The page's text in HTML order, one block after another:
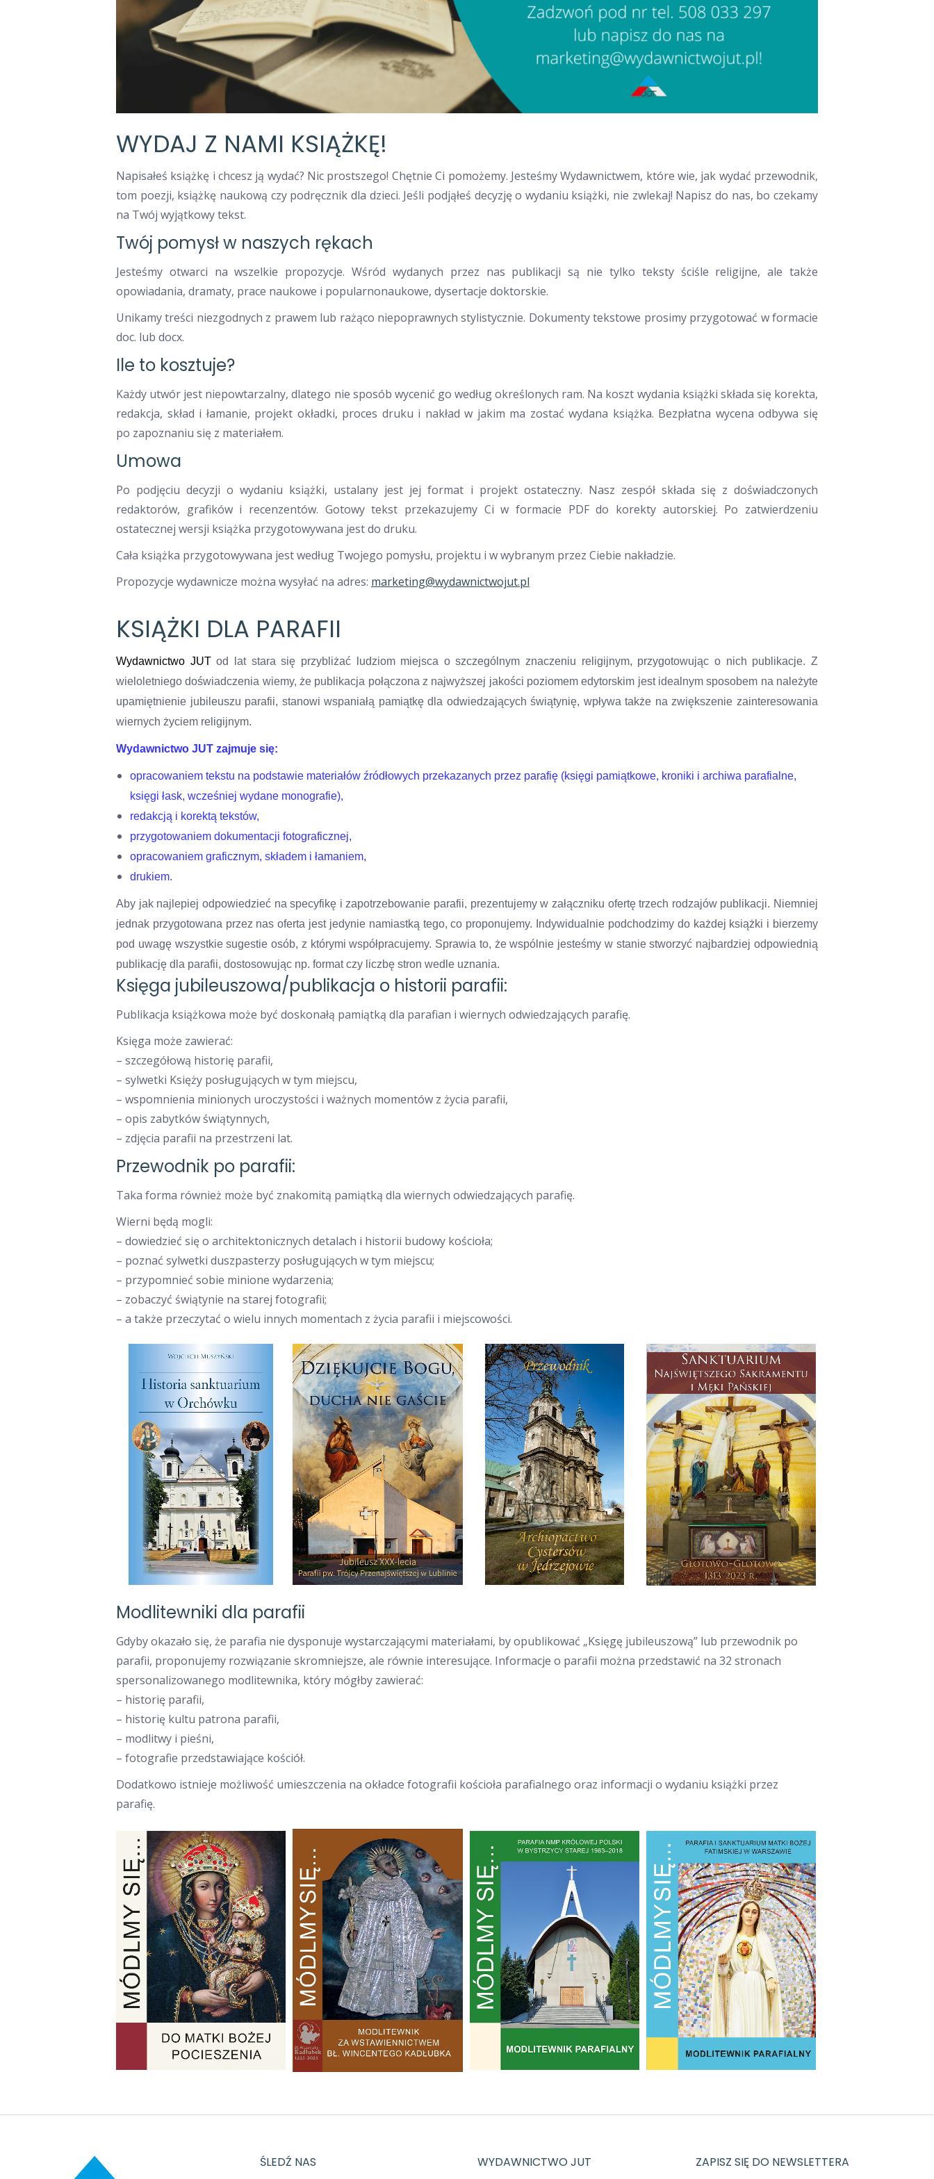
WYDAJ Z NAMI KSIĄŻKĘ!
Napisałeś książkę i chcesz ją wydać? Nic prostszego! Chętnie Ci pomożemy. Jesteśmy Wydawnictwem, które wie, jak wydać przewodnik,
tom poezji, książkę naukową czy podręcznik dla dzieci. Jeśli podjąłeś decyzję o wydaniu książki, nie zwlekaj! Napisz do nas, bo czekamy
na Twój wyjątkowy tekst.
Twój pomysł w naszych rękach
Jesteśmy otwarci na wszelkie propozycje. Wśród wydanych przez nas publikacji są nie tylko teksty ściśle religijne, ale także
opowiadania, dramaty, prace naukowe i popularnonaukowe, dysertacje doktorskie.
Unikamy treści niezgodnych z prawem lub rażąco niepoprawnych stylistycznie. Dokumenty tekstowe prosimy przygotować w formacie
doc. lub docx.
Ile to kosztuje?
Każdy utwór jest niepowtarzalny, dlatego nie sposób wycenić go według określonych ram. Na koszt wydania książki składa się korekta,
redakcja, skład i łamanie, projekt okładki, proces druku i nakład w jakim ma zostać wydana książka. Bezpłatna wycena odbywa się
po zapoznaniu się z materiałem.
Umowa
Po podjęciu decyzji o wydaniu książki, ustalany jest jej format i projekt ostateczny. Nasz zespół składa się z doświadczonych
redaktorów, grafików i recenzentów. Gotowy tekst przekazujemy Ci w formacie PDF do korekty autorskiej. Po zatwierdzeniu
ostatecznej wersji książka przygotowywana jest do druku.
Cała książka przygotowywana jest według Twojego pomysłu, projektu i w wybranym przez Ciebie nakładzie.
Propozycje wydawnicze można wysyłać na adres: marketing@wydawnictwojut.pl
KSIĄŻKI DLA PARAFII
Wydawnictwo JUTod lat stara się przybliżać ludziom miejsca o szczególnym znaczeniu religijnym, przygotowując o nich publikacje.Z
wieloletniego doświadczenia wiemy, że publikacja połączona z najwyższej jakości poziomem edytorskim jest idealnym sposobem na należyte
upamiętnienie jubileuszu parafii, stanowi wspaniałą pamiątkę dla odwiedzających świątynię, wpływa także na zwiększenie zainteresowania
wiernych życiem religijnym.
Wydawnictwo JUT zajmuje się:
opracowaniem tekstu na podstawie materiałów źródłowych przekazanych przez parafię (księgi pamiątkowe, kroniki i archiwa parafialne,
księgi łask, wcześniej wydane monografie),
redakcją i korektą tekstów,
przygotowaniem dokumentacji fotograficznej,
opracowaniem graficznym, składem i łamaniem,
drukiem.
Aby jak najlepiej odpowiedzieć na specyfikę i zapotrzebowanie parafii, prezentujemy w załączniku ofertę trzech rodzajów publikacji. Niemniej
jednak przygotowana przez nas oferta jest jedynie namiastką tego, co proponujemy. Indywidualnie podchodzimy do każdej książki i bierzemy
pod uwagę wszystkie sugestie osób, z którymi współpracujemy. Sprawia to, że wspólnie jesteśmy w stanie stworzyć najbardziej odpowiednią
publikację dla parafii, dostosowując np. format czy liczbę stron wedle uznania.
Księga jubileuszowa/publikacja o historii parafii:
Publikacja książkowa może być doskonałą pamiątką dla parafian i wiernych odwiedzających parafię.
Księga może zawierać:
– szczegółową historię parafii,
– sylwetki Księży posługujących w tym miejscu,
– wspomnienia minionych uroczystości i ważnych momentów z życia parafii,
– opis zabytków świątynnych,
– zdjęcia parafii na przestrzeni lat.
Przewodnik po parafii:
Taka forma również może być znakomitą pamiątką dla wiernych odwiedzających parafię.
Wierni będą mogli:
– dowiedzieć się o architektonicznych detalach i historii budowy kościoła;
– poznać sylwetki duszpasterzy posługujących w tym miejscu;
– przypomnieć sobie minione wydarzenia;
– zobaczyć świątynie na starej fotografii;
– a także przeczytać o wielu innych momentach z życia parafii i miejscowości.
Modlitewniki dla parafii
Gdyby okazało się, że parafia nie dysponuje wystarczającymi materiałami, by opublikować „Księgę jubileuszową” lub przewodnik po
parafii, proponujemy rozwiązanie skromniejsze, ale równie interesujące. Informacje o parafii można przedstawić na 32 stronach
spersonalizowanego modlitewnika, który mógłby zawierać:
– historię parafii,
– historię kultu patrona parafii,
– modlitwy i pieśni,
– fotografie przedstawiające kościół.
Dodatkowo istnieje możliwość umieszczenia na okładce fotografii kościoła parafialnego oraz informacji o wydaniu książki przez
parafię.
ŚLEDŹ NAS WYDAWNICTWO JUT ZAPISZ SIĘ DO NEWSLETTERA